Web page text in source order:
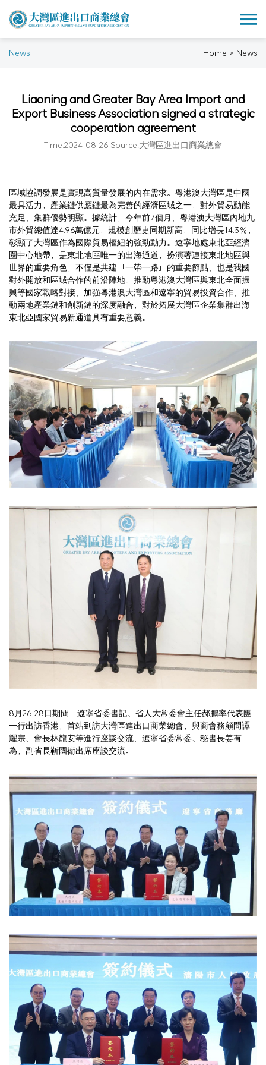
News Home > News
Liaoning and Greater Bay Area Import and
Export Business Association signed a strategic
cooperation agreement
Time:2024-08-26 Source:大灣區進出口商業總會
區域協調發展是實現高質量發展的內在需求。粵港澳大灣區是中國
最具活力，產業鏈供應鏈最為完善的經濟區域之一，對外貿易動能
充足，集群優勢明顯。據統計，今年前7個月，粵港澳大灣區內地九
市外貿總值達4.96萬億元，規模創歷史同期新高，同比增長14.3％，
彰顯了大灣區作為國際貿易樞紐的強勁動力。遼寧地處東北亞經濟
圈中心地帶，是東北地區唯一的出海通道，扮演著連接東北地區與
世界的重要角色，不僅是共建「一帶一路」的重要節點，也是我國
對外開放和區域合作的前沿陣地。推動粵港澳大灣區與東北全面振
興等國家戰略對接，加強粵港澳大灣區和遼寧的貿易投資合作，推
動兩地產業鏈和創新鏈的深度融合，對於拓展大灣區企業集群出海
東北亞國家貿易新通道具有重要意義。
8月26-28日期間，遼寧省委書記、省人大常委會主任郝鵬率代表團
一行出訪香港，首站到訪大灣區進出口商業總會，與商會務顧問譚
耀宗、會長林龍安等進行座談交流，遼寧省委常委、秘書長姜有
為，副省長靳國衛出席座談交流。